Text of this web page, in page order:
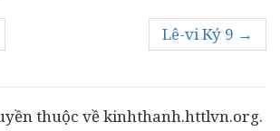
Lê-vi Ký 9 →
thuộc về kinhthanh.httlvn.org.